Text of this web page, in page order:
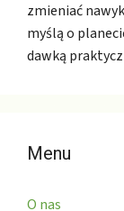
zmieniać
myślą o
dawką
Menu
O nas